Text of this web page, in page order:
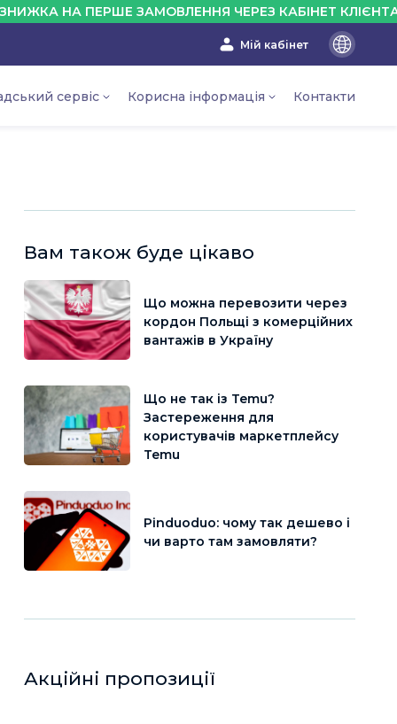
ПЕРШЕ ЗАМОВЛЕННЯ ЧЕРЕЗ КАБІНЕТ КЛІЄНТА - 10%
Мій кабінет
En
Ua
сервіс Корисна інформація Контакти
Вам також буде цікаво
Що можна перевозити через
кордон Польщі з комерційних
вантажів в Україну
Що не так із Temu?
Застереження для
користувачів маркетплейсу
Temu
Pinduoduo: чому так дешево і
чи варто там замовляти?
Акційні пропозиції